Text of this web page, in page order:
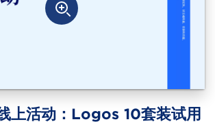
上活动：Logos 10套装试用